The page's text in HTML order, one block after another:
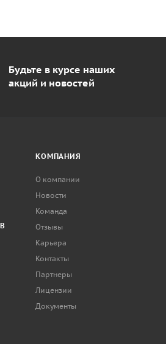
Будьте в курсе наших
акций и новостей
КОМПАНИЯ
О компании
Новости
Команда
Отзывы
Карьера
Контакты
Партнеры
Лицензии
Документы